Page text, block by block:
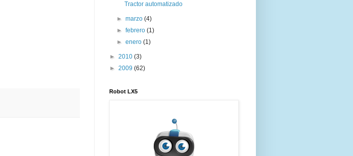
Tractor automatizado
►marzo(4)
►febrero(1)
►enero(1)
► 2010 (3)
► 2009 (62)
Robot LX5